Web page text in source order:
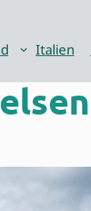
Italien